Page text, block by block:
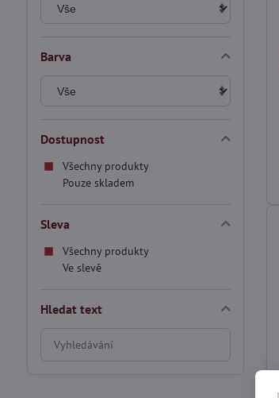
Barva
Dostupnost
Všechny produkty
Pouze skladem
Sleva
Všechny produkty
Ve slevě
Hledat text
Prohledat
výsledky